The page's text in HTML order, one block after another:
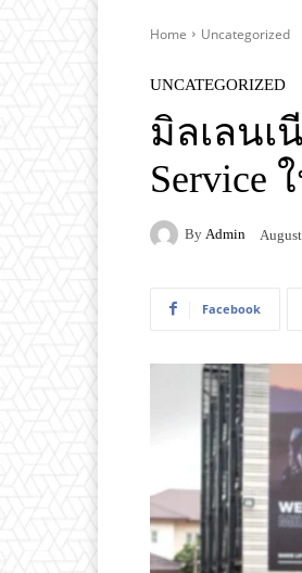
Home Uncategorized
UNCATEGORIZED
มิลเลนเ
Service
By Admin
Facebook